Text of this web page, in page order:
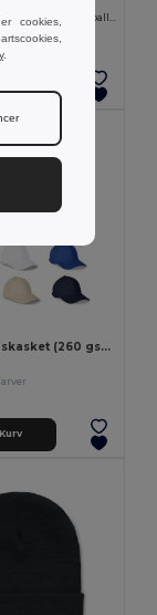
BICCA CAP Økologisk bomuld baseball cap
100% bomuldskasket (260 gsm) med 6 paneler
cookies,
.